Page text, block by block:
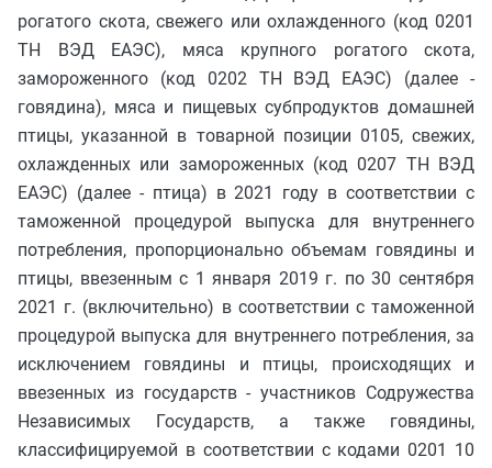
рогатого скота, свежего или охлажденного (код 0201
ТН ВЭД ЕАЭС), мяса крупного рогатого скота,
замороженного (код 0202 ТН ВЭД ЕАЭС) (далее -
говядина), мяса и пищевых субпродуктов домашней
птицы, указанной в товарной позиции 0105, свежих,
охлажденных или замороженных (код 0207 ТН ВЭД
ЕАЭС) (далее - птица) в 2021 году в соответствии с
таможенной процедурой выпуска для внутреннего
потребления, пропорционально объемам говядины и
птицы, ввезенным с 1 января 2019 г. по 30 сентября
2021 г. (включительно) в соответствии с таможенной
процедурой выпуска для внутреннего потребления, за
исключением говядины и птицы, происходящих и
ввезенных из государств - участников Содружества
Независимых Государств, а также говядины,
классифицируемой в соответствии с кодами 0201 10